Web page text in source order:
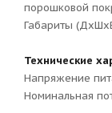
порошковой
Габариты
Технические
Напряжение
Номинальная